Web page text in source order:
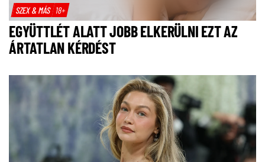
SZEX & MÁS 18+
EGYÜTTLÉT ALATT JOBB ELKERÜLNI EZT AZ
ÁRTATLAN KÉRDÉST